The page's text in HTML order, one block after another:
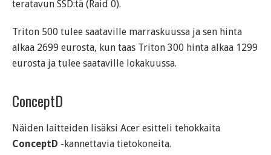
teratavun SSD:tä (Raid 0).
Triton 500 tulee saataville marraskuussa ja sen hinta
alkaa 2699 eurosta, kun taas Triton 300 hinta alkaa 1299
eurosta ja tulee saataville lokakuussa.
ConceptD
Näiden laitteiden lisäksi Acer esitteli tehokkaita
ConceptD -kannettavia tietokoneita.